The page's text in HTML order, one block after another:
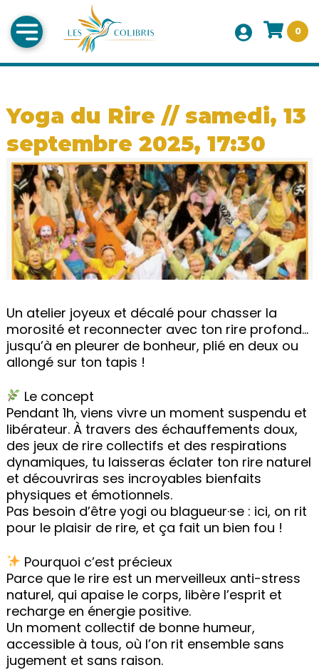
0
Yoga du Rire // samedi, 13
septembre 2025, 17:30
Un atelier joyeux et décalé pour chasser la
morosité et reconnecter avec ton rire profond…
jusqu’à en pleurer de bonheur, plié en deux ou
allongé sur ton tapis !
Le concept
Pendant 1h, viens vivre un moment suspendu et
libérateur. À travers des échauffements doux,
des jeux de rire collectifs et des respirations
dynamiques, tu laisseras éclater ton rire naturel
et découvriras ses incroyables bienfaits
physiques et émotionnels.
Pas besoin d’être yogi ou blagueur·se : ici, on rit
pour le plaisir de rire, et ça fait un bien fou !
Pourquoi c’est précieux
Parce que le rire est un merveilleux anti-stress
naturel, qui apaise le corps, libère l’esprit et
recharge en énergie positive.
Un moment collectif de bonne humeur,
accessible à tous, où l’on rit ensemble sans
jugement et sans raison.